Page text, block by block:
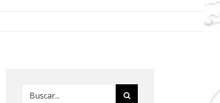
Buscar: